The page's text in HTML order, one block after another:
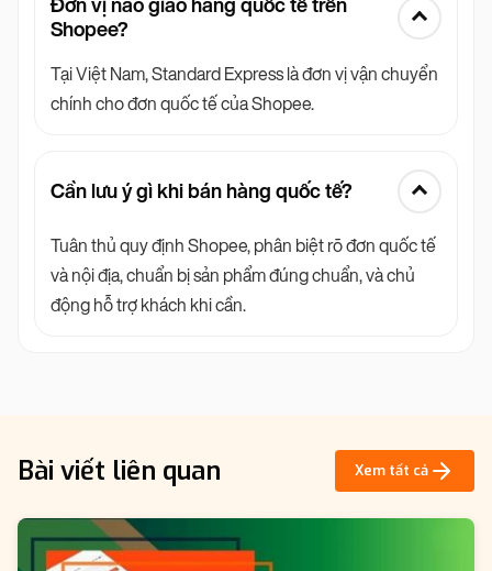
Đơn vị nào giao hàng quốc tế trên
Shopee?
Tại Việt Nam, Standard Express là đơn vị vận chuyển
chính cho đơn quốc tế của Shopee.
Cần lưu ý gì khi bán hàng quốc tế?
Tuân thủ quy định Shopee, phân biệt rõ đơn quốc tế
và nội địa, chuẩn bị sản phẩm đúng chuẩn, và chủ
động hỗ trợ khách khi cần.
Bài viết liên quan Xem tất cả